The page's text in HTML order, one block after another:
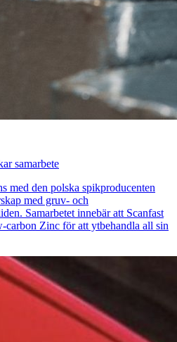
samarbete
med den polska spikproducenten
med gruv- och
Samarbetet innebär att Scanfast
carbon Zinc för att ytbehandla all sin